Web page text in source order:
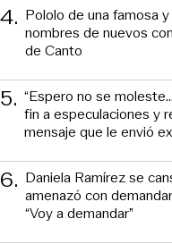
4. Pololo de una famosa
nombres de nuevos
de Canto
5. “Espero no se
fin a especulaciones y
mensaje que le envió
6. Daniela Ramírez se
amenazó con
“Voy a demandar”